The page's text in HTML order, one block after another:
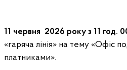
11 червня 2026 року з 11 год.
«гаряча лінія» на тему «Офіс
платниками».